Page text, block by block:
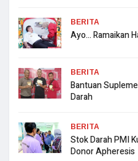
BERITA
Ayo… Ramaikan
BERITA
Bantuan
Darah
BERITA
Stok Darah PMI
Donor Apheresis